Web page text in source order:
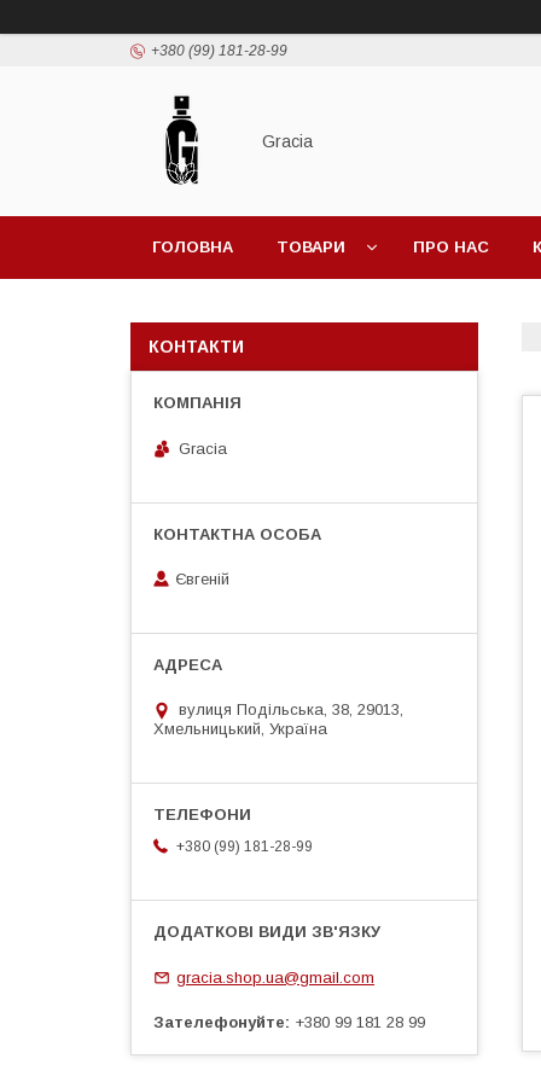
+380 (99) 181-28-99
Gracia
ГОЛОВНА ТОВАРИ ПРО НАС
КОНТАКТИ
Gracia
Євгеній
вулиця Подільська, 38, 29013,
Хмельницький, Україна
+380 (99) 181-28-99
gracia.shop.ua@gmail.com
Зателефонуйте +380 99 181 28 99